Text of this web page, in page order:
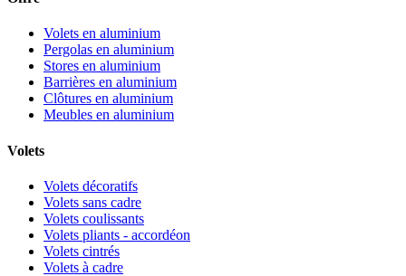
Volets en aluminium
Pergolas en aluminium
Stores en aluminium
Barrières en aluminium
Clôtures en aluminium
Meubles en aluminium
Volets
Volets décoratifs
Volets sans cadre
Volets coulissants
Volets pliants - accordéon
Volets cintrés
Volets à cadre